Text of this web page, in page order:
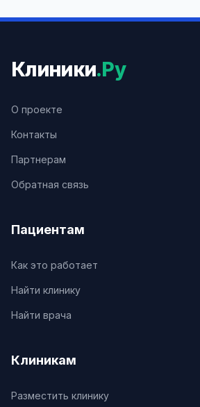
Клиники.Ру
О проекте
Контакты
Партнерам
Обратная связь
Пациентам
Как это работает
Найти клинику
Найти врача
Клиникам
Разместить клинику